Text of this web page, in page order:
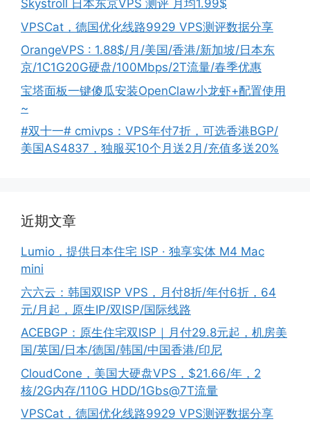
Skystroll 日本东京VPS 测评 月均1.99$
VPSCat，德国优化线路9929 VPS测评数据分享
OrangeVPS : 1.88$/月/美国/香港/新加坡/日本东
京/1C1G20G硬盘/100Mbps/2T流量/春季优惠
宝塔面板一键傻瓜安装OpenClaw小龙虾+配置使用
~
#双十一# cmivps：VPS年付7折，可选香港BGP/
美国AS4837，独服买10个月送2月/充值多送20%
近期文章
Lumio，提供日本住宅 ISP · 独享实体 M4 Mac
mini
六六云：韩国双ISP VPS，月付8折/年付6折，64
元/月起，原生IP/双ISP/国际线路
ACEBGP：原生住宅双ISP｜月付29.8元起，机房美
国/英国/日本/德国/韩国/中国香港/印尼
CloudCone，美国大硬盘VPS，$21.66/年，2
核/2G内存/110G HDD/1Gbs@7T流量
VPSCat，德国优化线路9929 VPS测评数据分享